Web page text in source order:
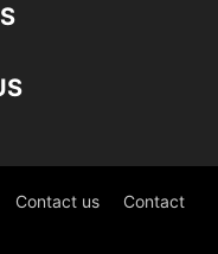
Contact us Contact